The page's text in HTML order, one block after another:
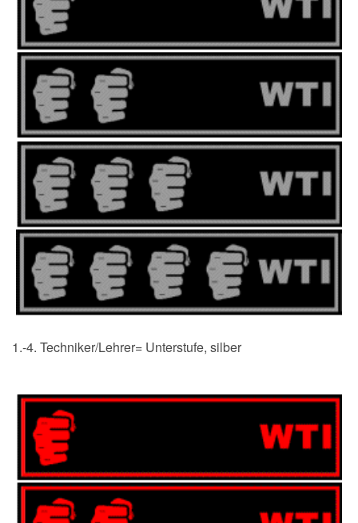
1.-4. Techniker/Lehrer= Unterstufe, silber